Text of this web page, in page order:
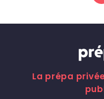
La prépa